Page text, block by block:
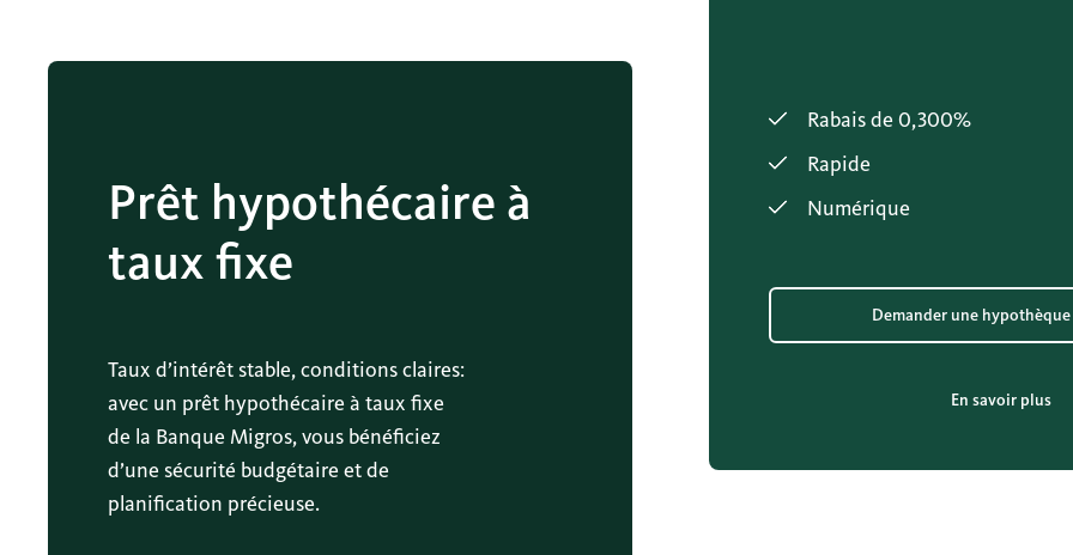
Rabais de 0,300%
Rapide
Numérique
Demander une
En savoir plus
Prêt hypothécaire à
taux fixe
Taux d’intérêt stable, conditions claires:
avec un prêt hypothécaire à taux fixe
de la Banque Migros, vous bénéficiez
d’une sécurité budgétaire et de
planification précieuse.